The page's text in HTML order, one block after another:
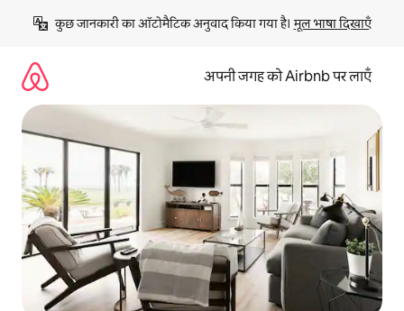
छोड़कर
कॉन्टेंट
कुछ जानकारी का ऑटोमैटिक अनुवाद किया गया है। मूल भाषा दिखाएँ
अपनी जगह को Airbnb पर लाएँ